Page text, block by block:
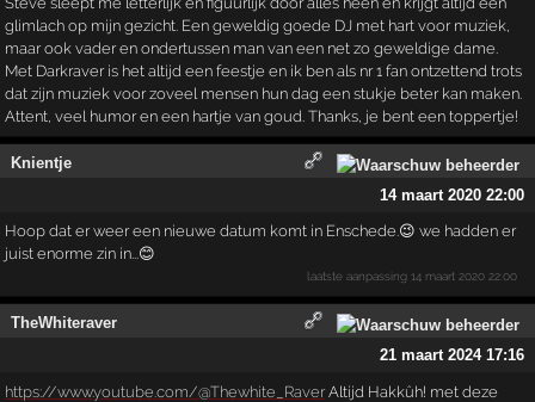
glimlach op mijn gezicht. Een geweldig goede DJ met hart voor muziek,
maar ook vader en ondertussen man van een net zo geweldige dame.
Met Darkraver is het altijd een feestje en ik ben als nr 1 fan ontzettend trots
dat zijn muziek voor zoveel mensen hun dag een stukje beter kan maken.
Attent, veel humor en een hartje van goud. Thanks, je bent een toppertje!
Knientje
14 maart 2020 22:00
Hoop dat er weer een nieuwe datum komt in Enschede.😉 we hadden er
juist enorme zin in...😊
laatste aanpassing14 maart 2020 22:00
TheWhiteraver
21 maart 2024 17:16
https://www.youtube.com/@Thewhite_RaverAltijd Hakkûh! met deze